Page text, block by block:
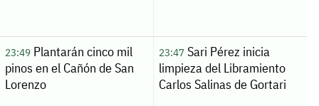
23:49Plantarán cinco mil
pinos en el Cañón de San
Lorenzo
23:47Sari Pérez inicia
limpieza del Libramiento
Carlos Salinas de Gortari